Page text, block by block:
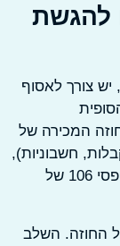
לאסוף
של
חשבוניות),
אישורי תשלום מס רכישה והיטל השבחה, וטפסי 106 של
השלב